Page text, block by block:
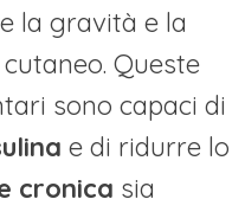
la gravità e la
Queste
sono capaci di
e di ridurre lo
cronica sia